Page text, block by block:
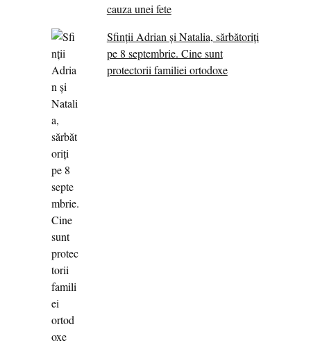
cauza unei fete
Sfinții Adrian și Natalia, sărbătoriți
pe 8 septembrie. Cine sunt
protectorii familiei ortodoxe